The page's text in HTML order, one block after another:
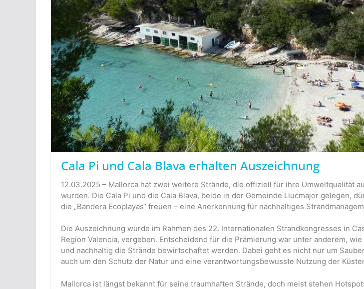
Cala Pi und Cala Blava erhalten Auszeichnung
12.03.2025 – Mallorca hat zwei weitere Strände, die offiziell für ihre Umweltqualität
wurden. Die Cala Pi und die Cala Blava, beide in der Gemeinde Llucmajor gelegen,
die „Bandera Ecoplayas“ freuen – eine Anerkennung für nachhaltiges
Die Auszeichnung wurde im Rahmen des 22. Internationalen Strandkongresses in
Region Valencia, vergeben. Entscheidend für die Prämierung war unter anderem,
und nachhaltig die Strände bewirtschaftet werden. Dabei geht es nicht nur um
auch um den Schutz der Natur und eine verantwortungsbewusste Nutzung der
Mallorca ist längst bekannt für seine traumhaften Strände, doch meist stehen